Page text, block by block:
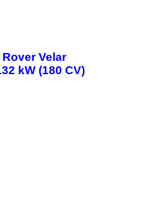
Velar
kW (180 CV)